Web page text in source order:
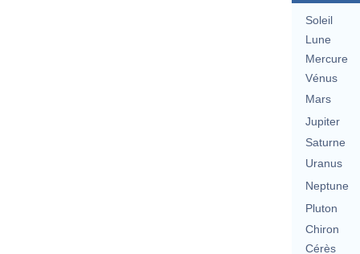
Soleil
Lune
Mercure
Vénus
Mars
Jupiter
Saturne
Uranus
Neptune
Pluton
Chiron
Cérès